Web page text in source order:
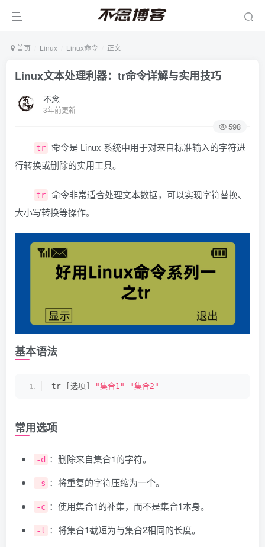
首页 Linux Linux命令 正文
Linux文本处理利器：tr命令详解与实用技巧
不念
3年前更新
598
tr
命令是 Linux 系统中用于对来自标准输入的字符进
行转换或删除的实用工具。
tr
命令非常适合处理文本数据，可以实现字符替换、
大小写转换等操作。
基本语法
tr 选项 "集合1" "集合2"
常用选项
-d ：删除来自集合1的字符。
-s ：将重复的字符压缩为一个。
-c ：使用集合1的补集，而不是集合1本身。
-t ：将集合1截短为与集合2相同的长度。